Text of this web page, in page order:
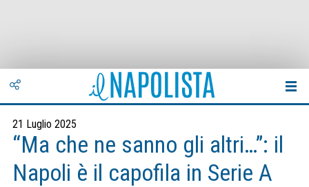
21 Luglio 2025
“Ma che ne sanno gli altri…”: il
Napoli è il capofila in Serie A